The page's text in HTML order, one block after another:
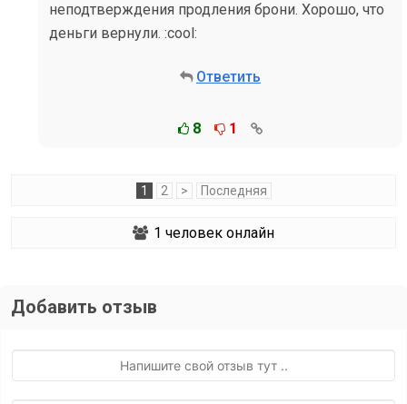
неподтверждения продления брони. Хорошо, что
деньги вернули. :cool:
Ответить
8 1
1 2 > Последняя
1 человек онлайн
Добавить отзыв